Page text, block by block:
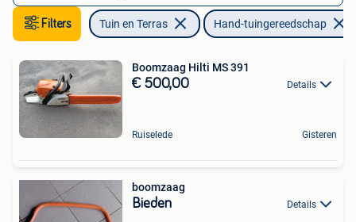
Filters Tuin en Terras Hand-tuingereedschap
Boomzaag Hilti MS 391
€ 500,00 Details
Ruiselede Gisteren
boomzaag
Bieden Details